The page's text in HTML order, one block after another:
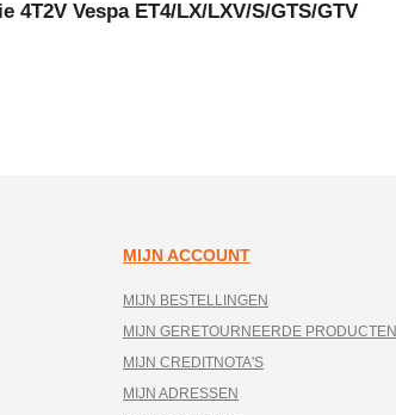
4T2V Vespa ET4/LX/LXV/S/GTS/GTV
MIJN ACCOUNT
MIJN BESTELLINGEN
MIJN GERETOURNEERDE PRODUCTEN
MIJN CREDITNOTA'S
MIJN ADRESSEN